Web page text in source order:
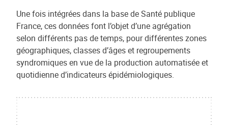
Une fois intégrées dans la base de Santé publique
France, ces données font l’objet d’une agrégation
selon différents pas de temps, pour différentes zones
géographiques, classes d’âges et regroupements
syndromiques en vue de la production automatisée et
quotidienne d’indicateurs épidémiologiques.